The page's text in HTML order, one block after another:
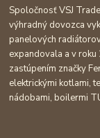
Spoločnosť VSJ
výhradný dovozca
panelových
expandovala a v
zastúpením značky
elektrickými kotlami,
nádobami, boilermi